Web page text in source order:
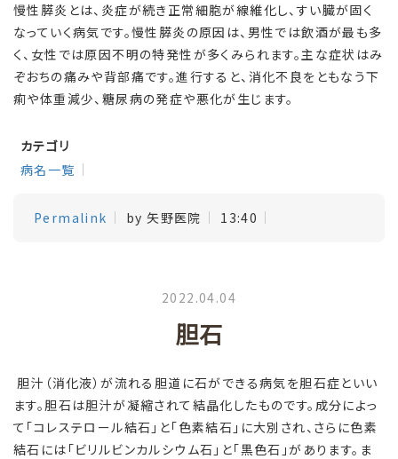
慢性膵炎とは、炎症が続き正常細胞が線維化し、すい臓が固く
なっていく病気です。慢性膵炎の原因は、男性では飲酒が最も多
く、女性では原因不明の特発性が多くみられます。主な症状はみ
ぞおちの痛みや背部痛です。進行すると、消化不良をともなう下
痢や体重減少、糖尿病の発症や悪化が生じます。
カテゴリ
病名一覧
Permalink by 矢野医院 13:40
2022.04.04
胆石
胆汁（消化液）が流れる胆道に石ができる病気を胆石症といい
ます。胆石は胆汁が凝縮されて結晶化したものです。成分によっ
て「コレステロール結石」と「色素結石」に大別され、さらに色素
結石には「ビリルビンカルシウム石」と「黒色石」があります。ま